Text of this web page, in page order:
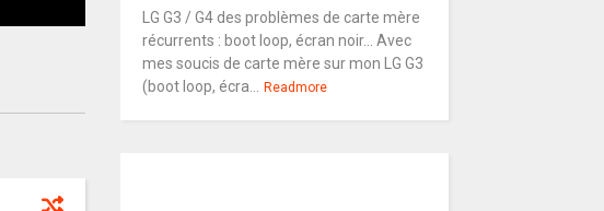
LG G3 / G4 des problèmes de carte mère
récurrents : boot loop, écran noir... Avec
mes soucis de carte mère sur mon LG G3
(boot loop, écra...
Readmore